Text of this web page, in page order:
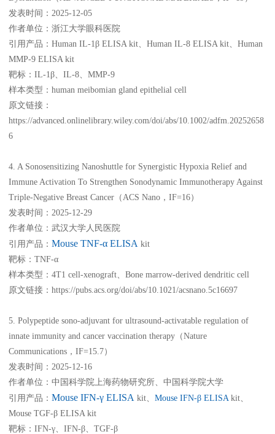
发表时间：2025-12-05
作者单位：浙江大学眼科医院
引用产品：Human IL-1β ELISA kit、Human IL-8 ELISA kit、Human
MMP-9 ELISA kit
靶标：IL-1β、IL-8、MMP-9
样本类型：human meibomian gland epithelial cell
原文链接：
https://advanced.onlinelibrary.wiley.com/doi/abs/10.1002/adfm.20252658
6
4. A Sonosensitizing Nanoshuttle for Synergistic Hypoxia Relief and
Immune Activation To Strengthen Sonodynamic Immunotherapy Against
Triple-Negative Breast Cancer（ACS Nano，IF=16）
发表时间：2025-12-29
作者单位：武汉大学人民医院
引用产品： Mouse TNF-α ELISA kit
靶标：TNF-α
样本类型：4T1 cell-xenograft、Bone marrow-derived dendritic cell
原文链接：https://pubs.acs.org/doi/abs/10.1021/acsnano.5c16697
5. Polypeptide sono-adjuvant for ultrasound-activatable regulation of
innate immunity and cancer vaccination therapy（Nature
Communications，IF=15.7）
发表时间：2025-12-16
作者单位：中国科学院上海药物研究所、中国科学院大学
引用产品： Mouse IFN-γ ELISA kit、Mouse IFN-β ELISA kit、
Mouse TGF-β ELISA kit
靶标：IFN-γ、IFN-β、TGF-β